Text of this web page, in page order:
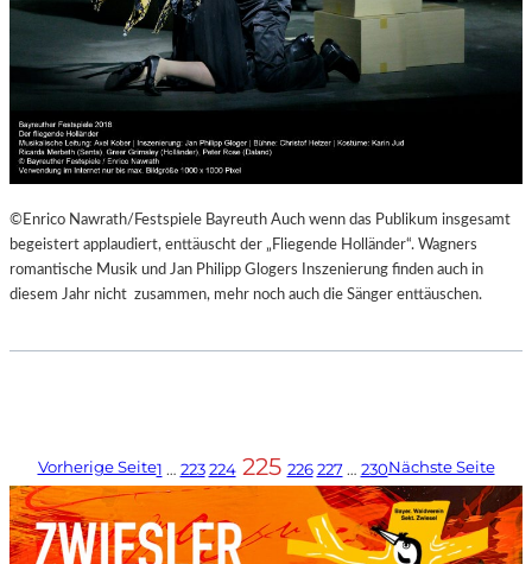
©Enrico Nawrath/Festspiele Bayreuth Auch wenn das Publikum insgesamt
begeistert applaudiert, enttäuscht der „Fliegende Holländer“. Wagners
romantische Musik und Jan Philipp Glogers Inszenierung finden auch in
diesem Jahr nicht zusammen, mehr noch auch die Sänger enttäuschen.
Vorherige Seite1 … 223 224 225 226 227 … 230Nächste Seite